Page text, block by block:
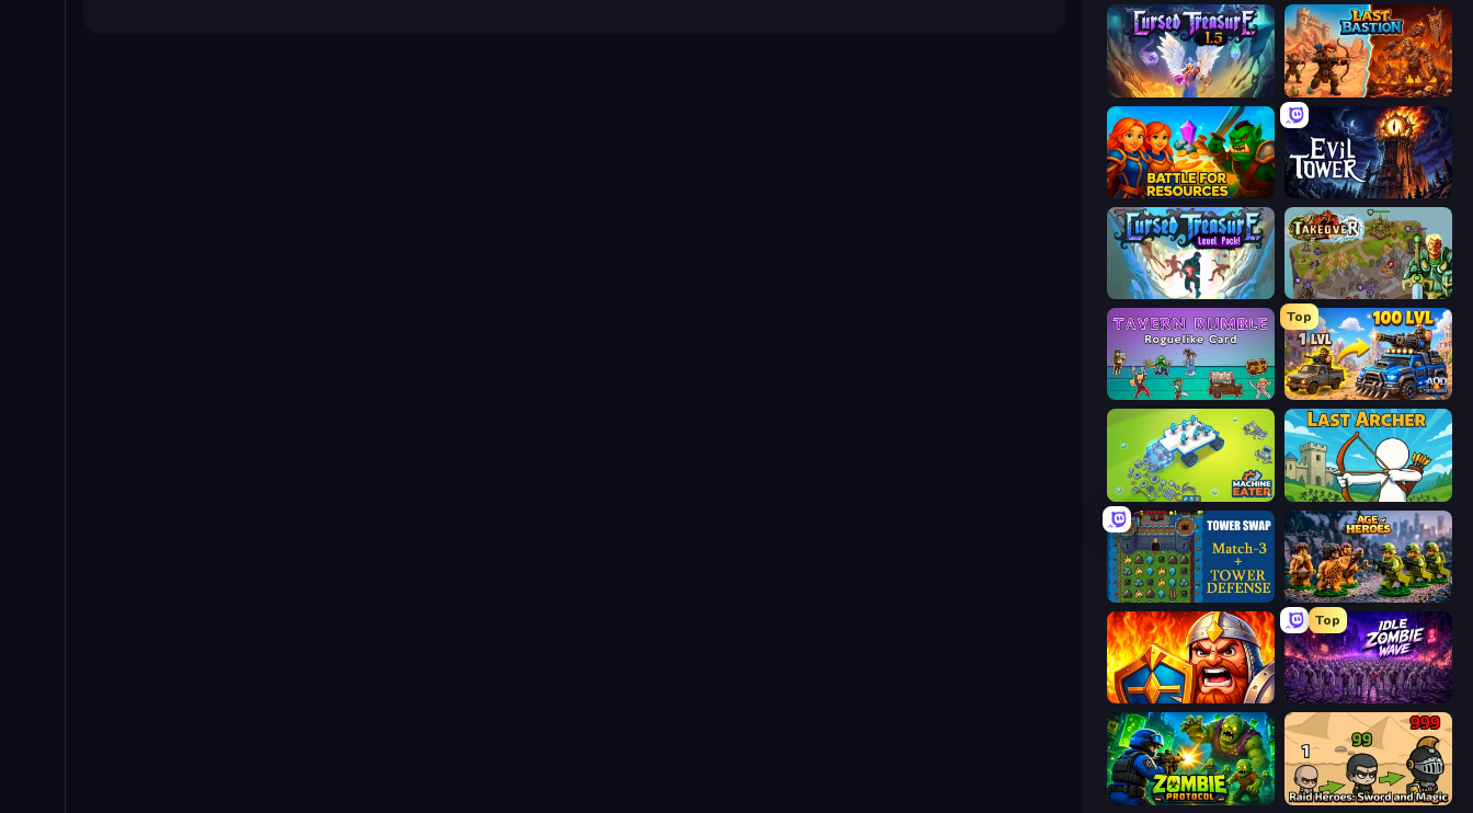
Cursed Treasure 1.5 Last Bastion
Battle for Resources Evil Tower
Cursed Treasure Level Pack Takeover
Tavern Rumble: Roguelike Card
Top
AOD - Art Of Defense
Machine Eater Last Archer
Tower Swap Age of Heroes
WarLink: Crown & Clash
Top
Idle Zombie Wave: Survivors
Zombie Protocol Raid Heroes: Sword and Magic